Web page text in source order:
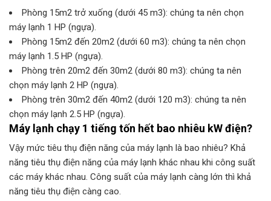
Phòng 15m2 trở xuống (dưới 45 m3): chúng ta nên chọn
máy lạnh 1 HP (ngựa).
Phòng 15m2 đến 20m2 (dưới 60 m3): chúng ta nên chọn
máy lạnh 1.5 HP (ngựa).
Phòng trên 20m2 đến 30m2 (dưới 80 m3): chúng ta nên
chọn máy lạnh 2 HP (ngựa).
Phòng trên 30m2 đến 40m2 (dưới 120 m3): chúng ta nên
chọn máy lạnh 2.5 HP (ngựa).
Máy lạnh chạy 1 tiếng tốn hết bao nhiêu kW điện?
Vậy mức tiêu thụ điện năng của máy lạnh là bao nhiêu? Khả
năng tiêu thụ điện năng của máy lạnh khác nhau khi công suất
các máy khác nhau. Công suất của máy lạnh càng lớn thì khả
năng tiêu thụ điện càng cao.